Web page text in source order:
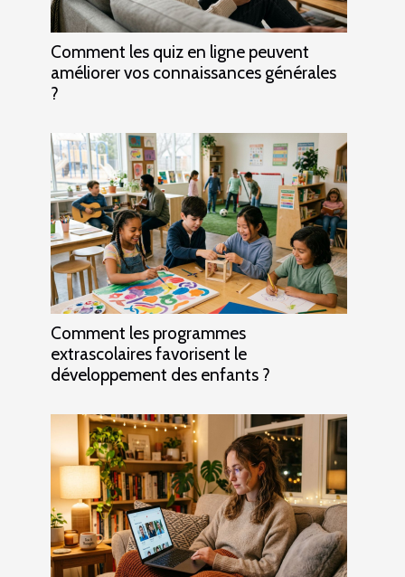
Comment les quiz en ligne peuvent
améliorer vos connaissances générales
?
Comment les programmes
extrascolaires favorisent le
développement des enfants ?